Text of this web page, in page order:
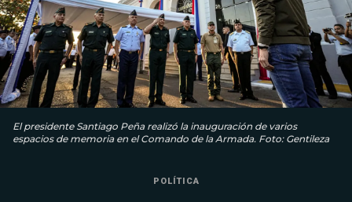
El presidente Santiago Peña realizó la inauguración de varios
espacios de memoria en el Comando de la Armada. Foto: Gentileza
POLÍTICA